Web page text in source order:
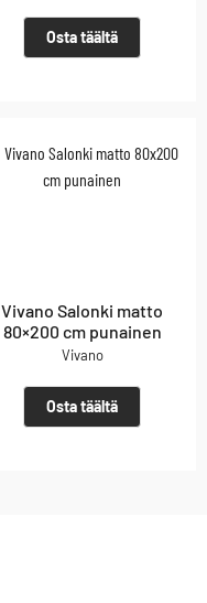
Osta täältä
Vivano Salonki matto
80×200 cm punainen
Vivano
Osta täältä